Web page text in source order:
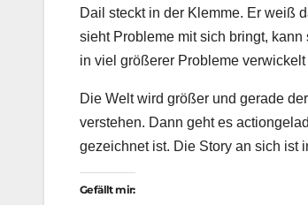
Dail steckt in der Klemme. Er weiß
sieht Probleme mit sich bringt,
in viel größerer Probleme verwickelt
Die Welt wird größer und gerade
verstehen. Dann geht es
gezeichnet ist. Die Story an sich ist
Gefällt mir: